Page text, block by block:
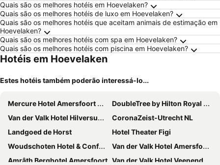
Quais são os melhores hotéis em Hoevelaken?
Quais são os melhores hotéis de luxo em Hoevelaken?
Quais são os melhores hotéis que aceitam animais de estimação em
Hoevelaken?
Quais são os melhores hotéis com spa em Hoevelaken?
Quais são os melhores hotéis com piscina em Hoevelaken?
Hotéis em Hoevelaken
Estes hotéis também poderão interessá-lo...
Mercure Hotel Amersfoort Centre
DoubleTree by Hilton Royal Parc Soestduinen
Van der Valk Hotel Hilversum - de Witte Bergen
CoronaZeist-Utrecht NL
Landgoed de Horst
Hotel Theater Figi
Woudschoten Hotel & Conferentiecentrum
Van der Valk Hotel Amersfoort-A1
Amrâth Berghotel Amersfoort Van der Valk Hotel Veenendaal